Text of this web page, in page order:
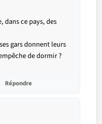
dans ce pays, des
gars donnent leurs
de dormir ?
Répondre